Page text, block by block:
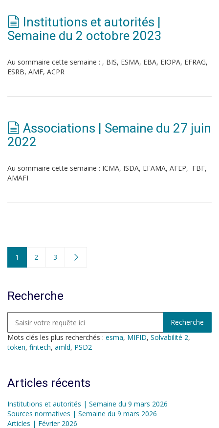
Institutions et autorités |
Semaine du 2 octobre 2023
Au sommaire cette semaine : , BIS, ESMA, EBA, EIOPA, EFRAG,
ESRB, AMF, ACPR
Associations | Semaine du 27 juin
2022
Au sommaire cette semaine : ICMA, ISDA, EFAMA, AFEP, FBF,
AMAFI
1 2 3
Recherche
Mots clés les plus recherchés : esma, MIFID, Solvabilité 2,
token, fintech, amld, PSD2
Articles récents
Institutions et autorités | Semaine du 9 mars 2026
Sources normatives | Semaine du 9 mars 2026
Articles | Février 2026